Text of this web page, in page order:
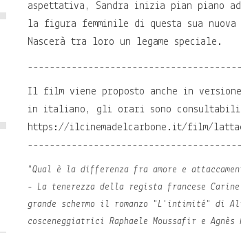
aspettativa, Sandra inizia pian piano
la figura femminile di questa sua
Nascerà tra loro un legame speciale.
Il film viene proposto anche in
in italiano, gli orari sono consultabili
https://ilcinemadelcarbone.it/film/
"Qual è la differenza fra amore e
- La tenerezzadella regista francese
grande schermo il romanzo "L'intimité" di
cosceneggiatrici Raphaele Moussafir e